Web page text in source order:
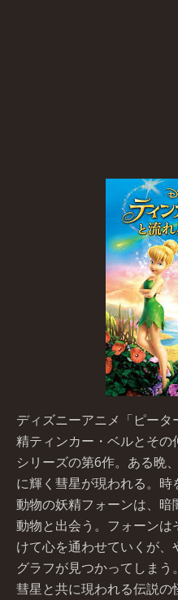
ディズニーアニメ「ピー
精ティンカー・ベルとそ
シリーズの第6作。ある晩
に輝く彗星が現われる。
動物の妖精フォーンは、
動物と出会う。フォーン
けて心を通わせていくが
グラフが見つかってしま
彗星と共に現われる伝説の